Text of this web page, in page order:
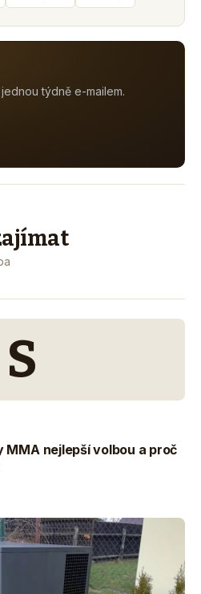
týdně e-mailem.
S
MMA nejlepší volbou a proč